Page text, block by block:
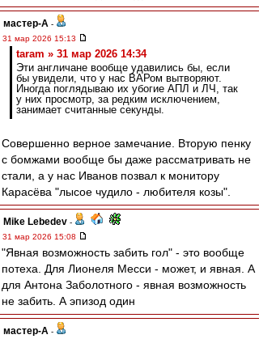
мастер-А -
31 мар 2026 15:13
taram » 31 мар 2026 14:34
Эти англичане вообще удавились бы, если
бы увидели, что у нас ВАРом вытворяют.
Иногда поглядываю их убогие АПЛ и ЛЧ, так
у них просмотр, за редким исключением,
занимает считанные секунды.
Совершенно верное замечание. Вторую пенку
с бомжами вообще бы даже рассматривать не
стали, а у нас Иванов позвал к монитору
Карасёва "лысое чудило - любителя козы".
Mike Lebedev -
31 мар 2026 15:08
"Явная возможность забить гол" - это вообще
потеха. Для Лионеля Месси - может, и явная. А
для Антона Заболотного - явная возможность
не забить. А эпизод один
мастер-А -